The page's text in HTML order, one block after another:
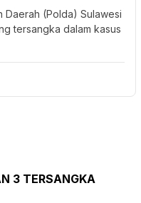
Daerah (Polda) Sulawesi
tersangka dalam kasus
3 TERSANGKA